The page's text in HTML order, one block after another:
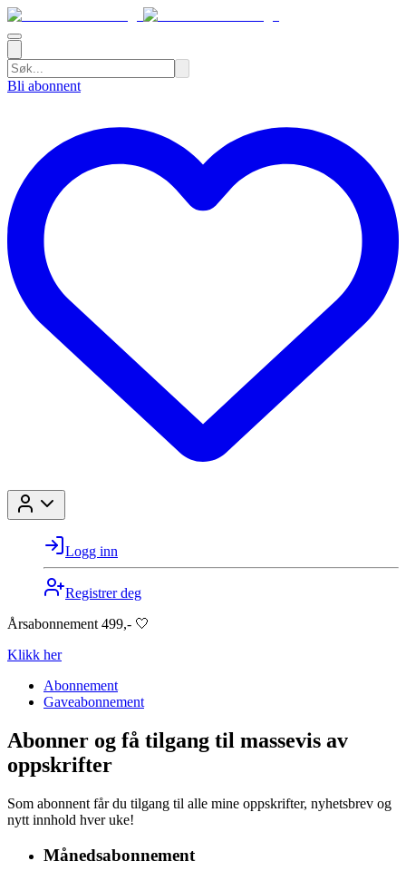
Bli abonnent
Logg inn
Registrer deg
Årsabonnement 499,- 🤍
Klikk her
Abonnement
Gaveabonnement
Abonner og få tilgang til massevis av
oppskrifter
Som abonnent får du tilgang til alle mine oppskrifter, nyhetsbrev og
nytt innhold hver uke!
Månedsabonnement